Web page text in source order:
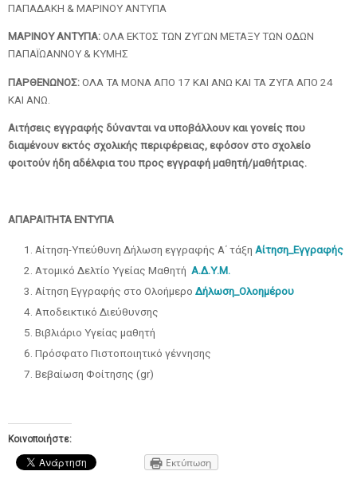
ΠΑΠΑΔΑΚΗ & ΜΑΡΙΝΟΥ ΑΝΤΥΠΑ
ΜΑΡΙΝΟΥ ΑΝΤΥΠΑ:ΟΛΑ ΕΚΤΟΣ ΤΩΝ ΖΥΓΩΝ ΜΕΤΑΞΥ ΤΩΝ ΟΔΩΝ
ΠΑΠΑΪΩΑΝΝΟΥ & ΚΥΜΗΣ
ΠΑΡΘΕΝΩΝΟΣ:OΛΑ ΤΑ ΜΟΝΑ ΑΠΟ 17 ΚΑΙ ΑΝΩ ΚΑΙ ΤΑ ΖΥΓΑ ΑΠΟ 24
ΚΑΙ ΑΝΩ.
Αιτήσεις εγγραφής δύνανται να υποβάλλουν και γονείς που
διαμένουν εκτός σχολικής περιφέρειας, εφόσον στο σχολείο
φοιτούν ήδη αδέλφια του προς εγγραφή μαθητή/μαθήτριας.
ΑΠΑΡΑΙΤΗΤΑ ΕΝΤΥΠΑ
Αίτηση-Υπεύθυνη Δήλωση εγγραφής Α΄ τάξη Αίτηση_Εγγραφής
Ατομικό Δελτίο Υγείας Μαθητή Α.Δ.Υ.Μ.
Αίτηση Εγγραφής στο Ολοήμερο Δήλωση_Ολοημέρου
Αποδεικτικό Διεύθυνσης
Βιβλιάριο Υγείας μαθητή
Πρόσφατο Πιστοποιητικό γέννησης
Βεβαίωση Φοίτησης (gr)
Κοινοποιήστε:
Εκτύπωση